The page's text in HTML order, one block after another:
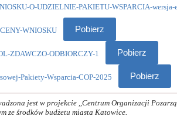
O-UDZIELNIE-PAKIETU-WSPARCIA-
WNIOSKU Pobierz
ZDAWCZO-ODBIORCZY-1 Pobierz
Pakiety-Wsparcia-COP-2025 Pobierz
jest w projekcie ,,Centrum Organizacji
ze środków budżetu miasta Katowice.